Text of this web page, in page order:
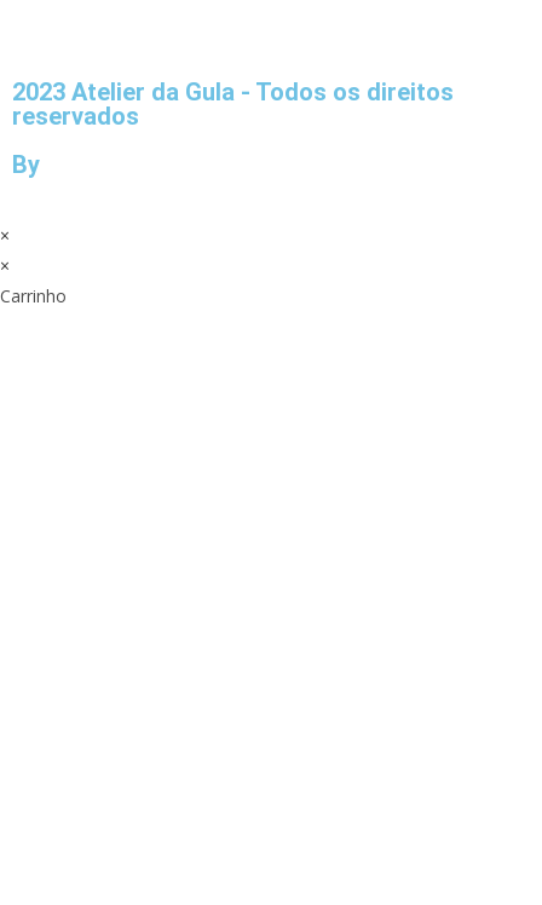
2023 Atelier da Gula - Todos os direitos
reservados
By
×
×
Carrinho